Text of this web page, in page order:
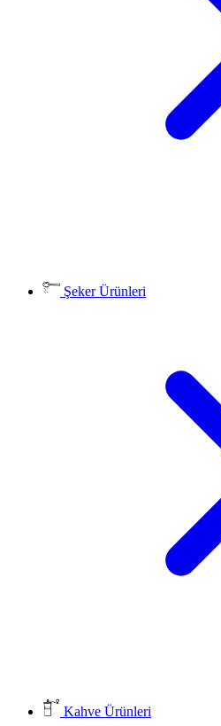
Şeker Ürünleri
Kahve Ürünleri